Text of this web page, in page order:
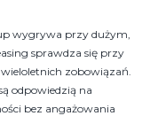
wygrywa przy dużym,
sprawdza się przy
zobowiązań.
odpowiedzią na
bez angażowania